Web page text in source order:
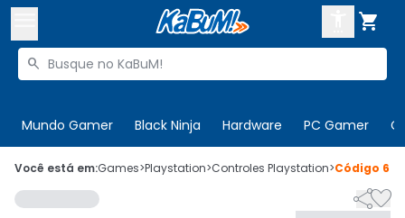

Buscar produtos

Mundo Gamer Black Ninja Hardware PC Gamer
 Olá. Acesse sua conta
 Departamentos
Você está em:Games>Playstation>Controles Playstation>Código
